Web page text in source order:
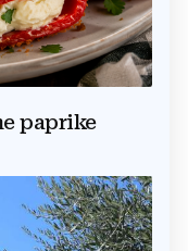
paprike